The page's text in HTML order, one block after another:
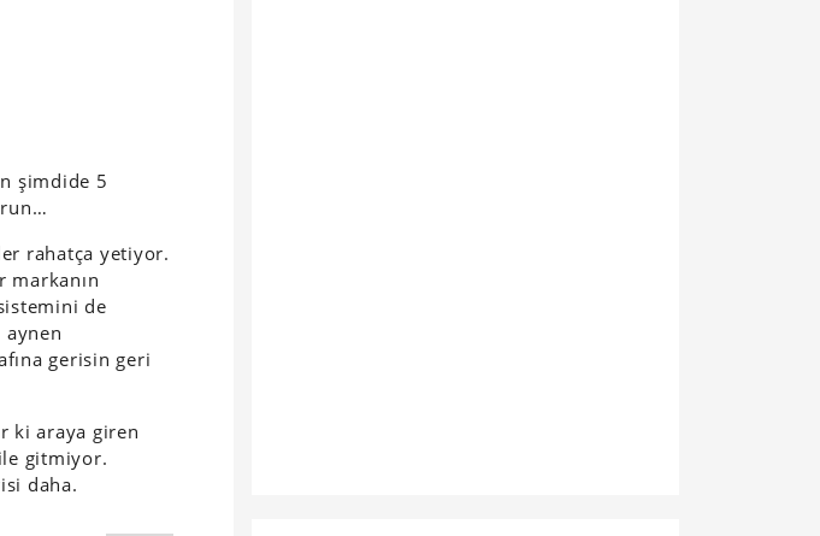
şimdide 5
rahatça yetiyor.
markanın
de
aynen
gerisin geri
ki araya giren
gitmiyor.
daha.